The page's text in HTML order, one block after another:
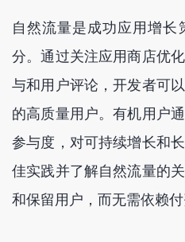
自然流量是成功应用增
分。通过关注应用商店优
与和用户评论，开发者可
的高质量用户。有机用户
参与度，对可持续增长和
佳实践并了解自然流量的
和保留用户，而无需依赖